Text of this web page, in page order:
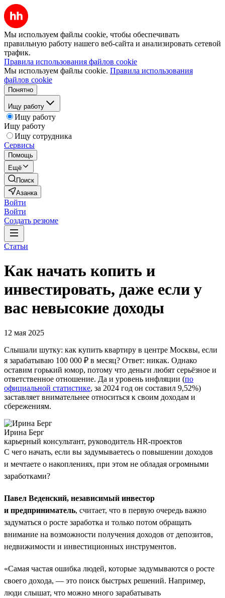
Мы используем файлы cookie, чтобы обеспечивать
правильную работу нашего веб-сайта и анализировать сетевой
трафик.
Правила использования файлов cookie
Мы используем файлы cookie. Правила использования
файлов cookie
Понятно
Ищу работу
Ищу работу
Ищу работу
Ищу сотрудника
Сервисы
Помощь
Ещё
Поиск
Азанка
Войти
Войти
Создать резюме
Статьи
Как начать копить и
инвестировать, даже если у
вас невысокие доходы
12 мая 2025
Слышали шутку: как купить квартиру в центре Москвы, если
я зарабатываю 100 000 ₽ в месяц? Ответ: никак. Однако
оставим горький юмор, потому что деньги любят серьёзное и
ответственное отношение. Да и уровень инфляции (по
официальной статистике, за 2024 год он составил 9,52%)
заставляет внимательнее относиться к своим доходам и
сбережениям.
Ирина Берг
карьерный консультант, руководитель HR-проектов
С чего начать, если вы задумываетесь о повышении доходов
и мечтаете о накоплениях, при этом не обладая огромными
заработками?
Павел Веденский, независимый инвестор
и предприниматель, считает, что в первую очередь важно
задуматься о росте заработка и только потом обращать
внимание на возможности получения доходов от депозитов,
недвижимости и инвестиционных инструментов.
«Самая частая ошибка людей, которые задумываются о росте
своего дохода, — это поиск быстрых решений. Например,
люди слышат, что можно много зарабатывать